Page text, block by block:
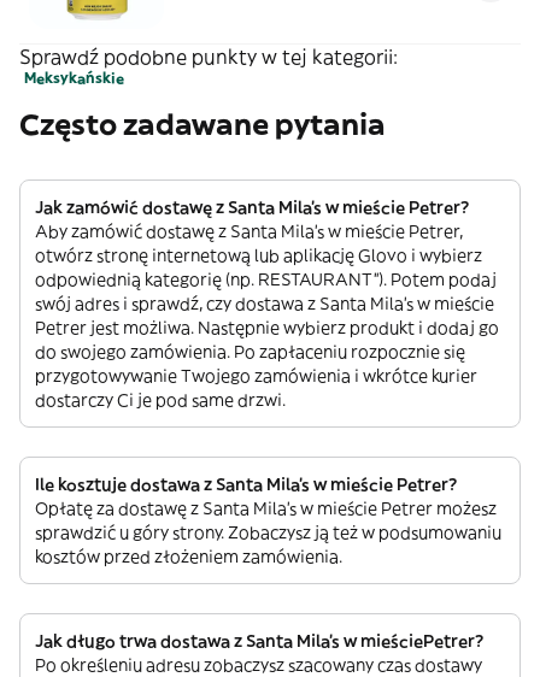
Sprawdź podobne punkty w tej kategorii:
Meksykańskie
Często zadawane pytania
Jak zamówić dostawę z Santa Mila's w mieście Petrer?
Aby zamówić dostawę z Santa Mila's w mieście Petrer,
otwórz stronę internetową lub aplikację Glovo i wybierz
odpowiednią kategorię (np. RESTAURANT”). Potem podaj
swój adres i sprawdź, czy dostawa z Santa Mila's w mieście
Petrer jest możliwa. Następnie wybierz produkt i dodaj go
do swojego zamówienia. Po zapłaceniu rozpocznie się
przygotowywanie Twojego zamówienia i wkrótce kurier
dostarczy Ci je pod same drzwi.
Ile kosztuje dostawa z Santa Mila's w mieście Petrer?
Opłatę za dostawę z Santa Mila's w mieście Petrer możesz
sprawdzić u góry strony. Zobaczysz ją też w podsumowaniu
kosztów przed złożeniem zamówienia.
Jak długo trwa dostawa z Santa Mila's w mieściePetrer?
Po określeniu adresu zobaczysz szacowany czas dostawy